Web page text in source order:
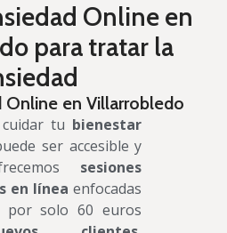
Online en
para tratar la
Online en Villarrobledo
tu bienestar
ser accesible y
sesiones
en línea enfocadas
por solo 60 euros